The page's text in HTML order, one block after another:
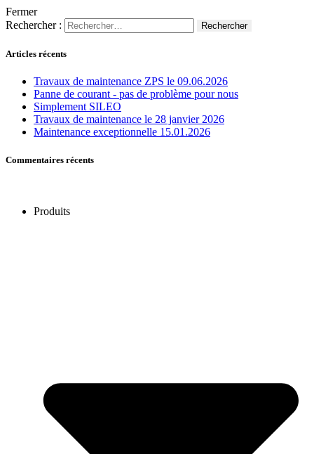
Fermer
Rechercher :
Articles récents
Travaux de maintenance ZPS le 09.06.2026
Panne de courant - pas de problème pour nous
Simplement SILEO
Travaux de maintenance le 28 janvier 2026
Maintenance exceptionnelle 15.01.2026
Commentaires récents
Produits